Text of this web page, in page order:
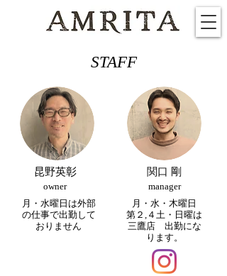
​STAFF
昆野​英彰
owner
​月・水曜日は外部
の仕事で出勤して
おりません
​関口 剛
​manager
月・水・木曜日
第２,４土・日曜は
三鷹店 出勤にな
ります。